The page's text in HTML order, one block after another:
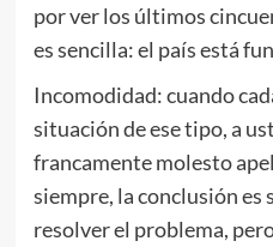
por ver los últimos
es sencilla: el país está
Incomodidad: cuando
situación de ese tipo, a
francamente molesto
siempre, la conclusión es
resolver el problema,